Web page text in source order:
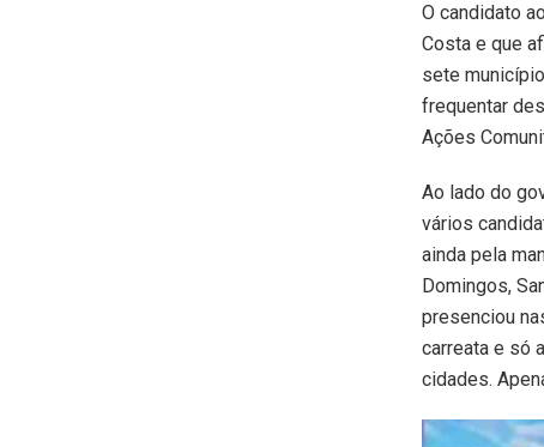
O candidato
Costa e que
sete
frequentar
Ações
Ao lado do
vários
ainda pela
Domingos,
presenciou
carreata e só
cidades.